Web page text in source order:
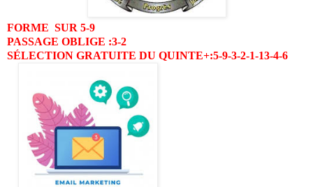
FORME SUR 5-9
PASSAGE OBLIGE :3-2
SÉLECTION GRATUITE DU QUINTE+:5-9-3-2-1-13-4-6